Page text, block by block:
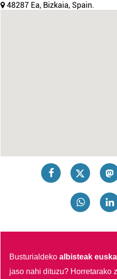
48287 Ea, Bizkaia, Spain.
Busturialdekoalbisteak
jaso nahi dituzu? Horretarako